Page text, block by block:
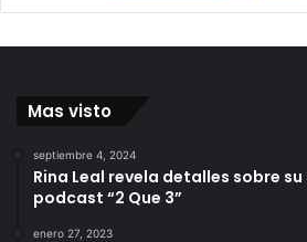
Mas visto
septiembre 4, 2024
Rina Leal revela detalles sobre su
podcast “2 Que 3”
enero 27, 2023